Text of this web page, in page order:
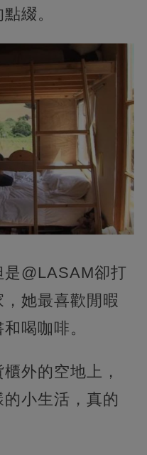
綴。
@LASAM卻打
她最喜歡閒暇
喝咖啡。
外的空地上，
小生活，真的